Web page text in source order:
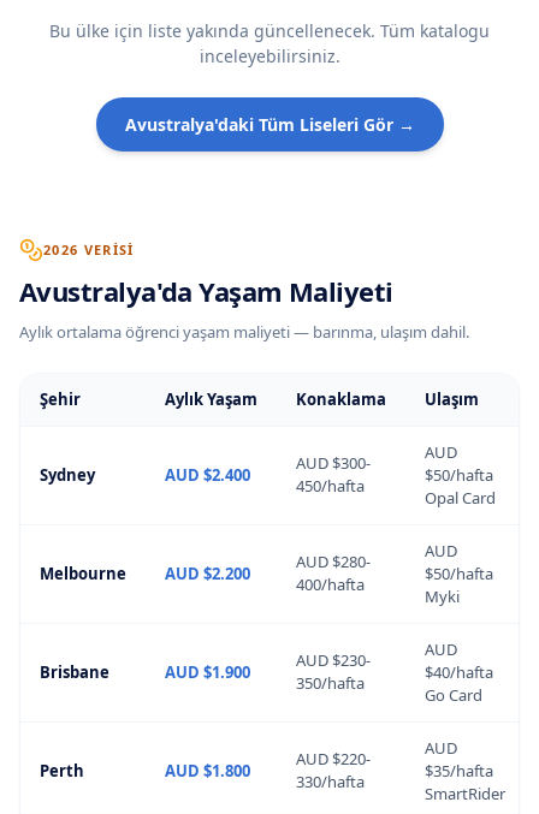
Bu ülke için liste yakında güncellenecek. Tüm katalogu
inceleyebilirsiniz.
Avustralya'daki Tüm Liseleri Gör →
2026 VERISI
Avustralya'da Yaşam Maliyeti
Aylık ortalama öğrenci yaşam maliyeti — barınma, ulaşım dahil.
Şehir Aylık Yaşam Konaklama Ulaşım
Sydney AUD $2.400
AUD $300-
450/hafta
AUD
$50/hafta
Opal Card
Melbourne AUD $2.200
AUD $280-
400/hafta
AUD
$50/hafta
Myki
Brisbane AUD $1.900
AUD $230-
350/hafta
AUD
$40/hafta
Go Card
Perth AUD $1.800
AUD $220-
330/hafta
AUD
$35/hafta
SmartRider